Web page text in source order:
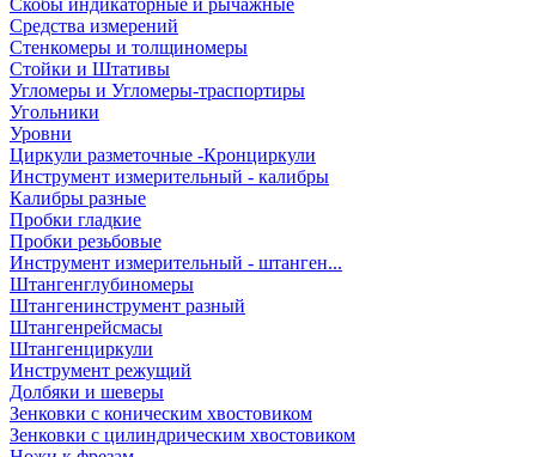
Скобы индикаторные и рычажные
Средства измерений
Стенкомеры и толщиномеры
Стойки и Штативы
Угломеры и Угломеры-траспортиры
Угольники
Уровни
Циркули разметочные -Кронциркули
Инструмент измерительный - калибры
Калибры разные
Пробки гладкие
Пробки резьбовые
Инструмент измерительный - штанген...
Штангенглубиномеры
Штангенинструмент разный
Штангенрейсмасы
Штангенциркули
Инструмент режущий
Долбяки и шеверы
Зенковки с коническим хвостовиком
Зенковки с цилиндрическим хвостовиком